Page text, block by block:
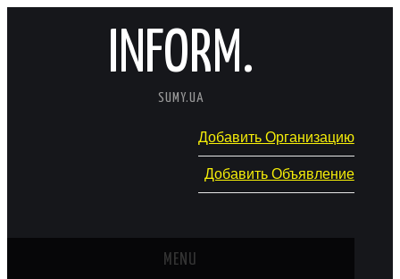
INFORM.
SUMY.UA
Добавить Организацию
Добавить Объявление
MENU